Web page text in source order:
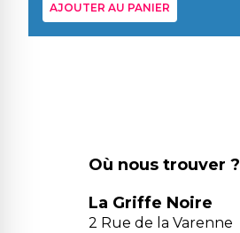
AJOUTER AU PANIER
Où nous trouver ?
La Griffe Noire
2 Rue de la Varenne